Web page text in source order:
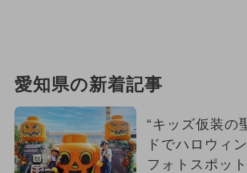
愛知県の新着記事
“キッズ仮装の
ドでハロウィ
フォトスポッ